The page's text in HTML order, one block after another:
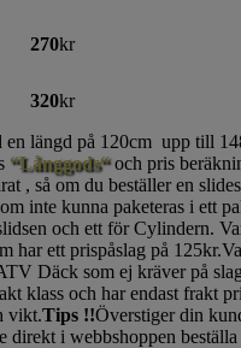
270kr
320kr
en längd på 120cm upp till
“Långgods“och pris
, så om du beställer en
inte kunna paketeras i ett
och ett för Cylindern.
har ett prispåslag på
Däck som ej kräver på
klass och har endast frakt
vikt.Tips !!Överstiger din
direkt i webbshoppen